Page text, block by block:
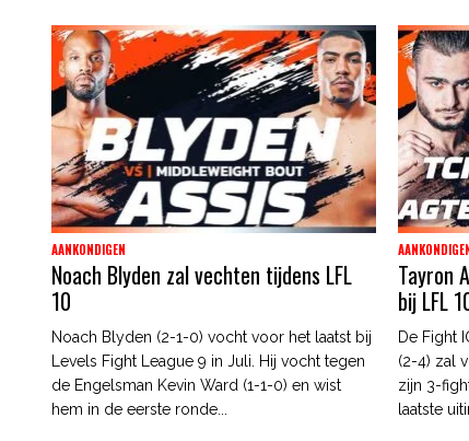
AANKONDIGEN
Noach Blyden zal vechten tijdens LFL
10
Noach Blyden (2-1-0) vocht voor het laatst bij
Levels Fight League 9 in Juli. Hij vocht tegen
de Engelsman Kevin Ward (1-1-0) en wist
hem in de eerste ronde...
Tayron
bij LFL
De Fight
(2-4) zal
zijn 3-
laatste